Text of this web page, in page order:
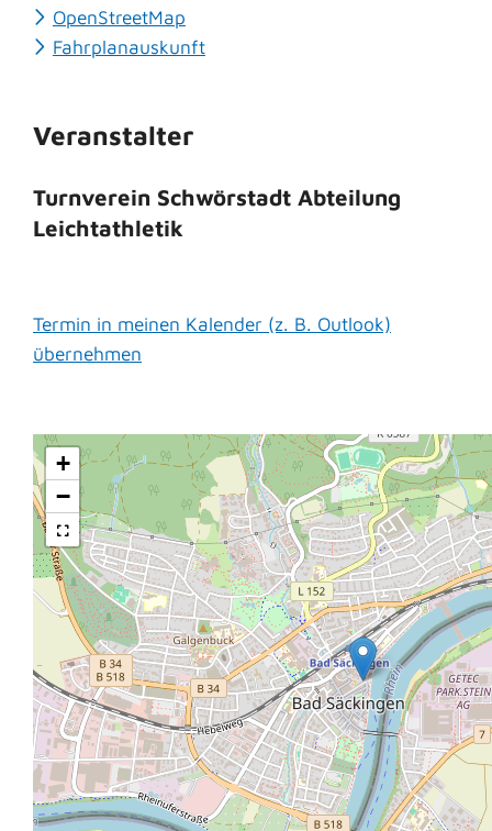
OpenStreetMap
Fahrplanauskunft
Veranstalter
Turnverein Schwörstadt Abteilung
Leichtathletik
Termin in meinen Kalender (z. B. Outlook)
übernehmen
+
−